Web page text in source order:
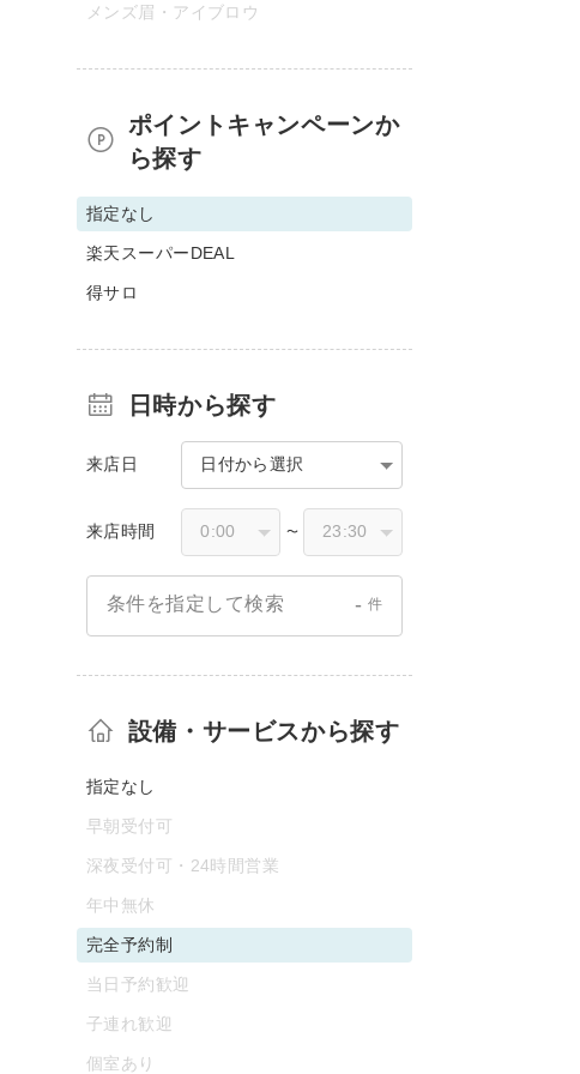
メンズ眉・アイブロウ
ポイントキャンペーンか
ら探す
指定なし
楽天スーパーDEAL
得サロ
日時から探す
来店日 日付から選択
来店時間 〜
条件を指定して検索 - 件
設備・サービスから探す
指定なし
早朝受付可
深夜受付可・24時間営業
年中無休
完全予約制
当日予約歓迎
子連れ歓迎
個室あり